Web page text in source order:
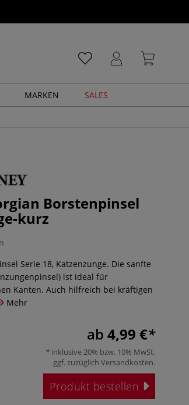
MARKEN SALES
Borstenpinsel
kurz
Serie 18, Katzenzunge. Die sanfte
ist ideal für
Kanten. Auch hilfreich bei kräftigen
Mehr
ab 4,99 €
inklusive 20% bzw. 10% MwSt,
ggf. zuzüglich Versandkosten.
Produkt bestellen